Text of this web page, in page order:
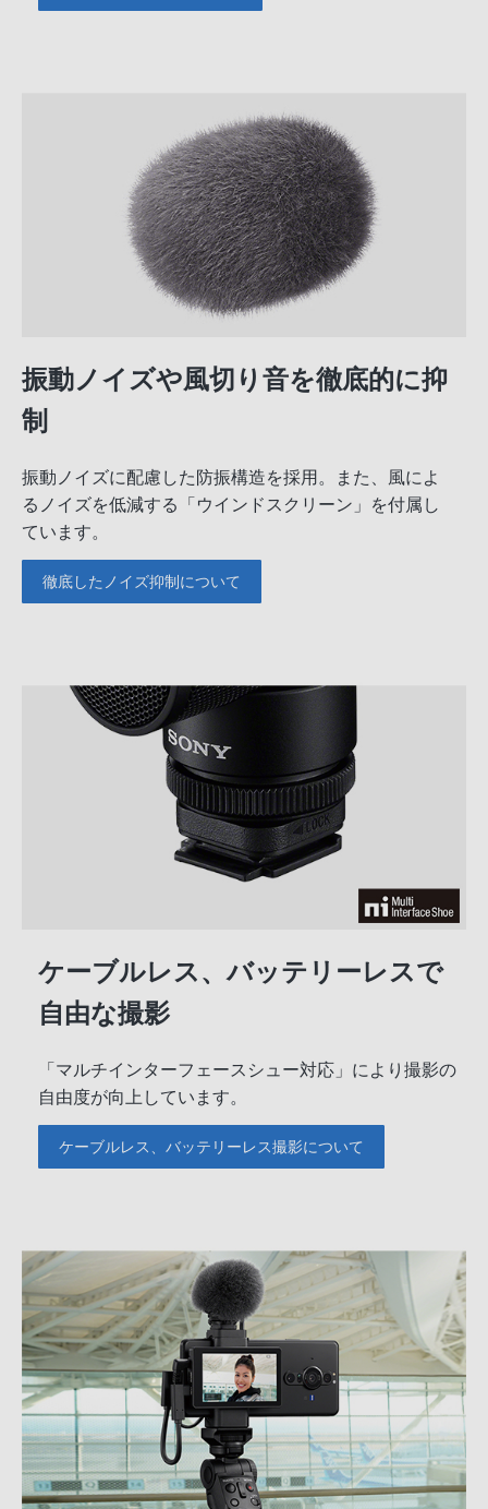
振動ノイズや風切り音を徹底的に抑
制
振動ノイズに配慮した防振構造を採用。また、風によ
るノイズを低減する「ウインドスクリーン」を付属し
ています。
徹底したノイズ抑制について
ケーブルレス、バッテリーレスで
自由な撮影
「マルチインターフェースシュー対応」により撮影の
自由度が向上しています。
ケーブルレス、バッテリーレス撮影について